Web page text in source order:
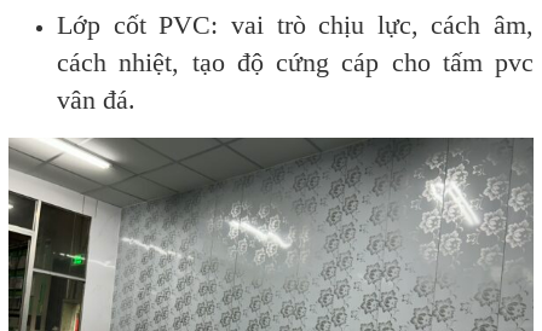
Lớp cốt PVC: vai trò chịu lực, cách âm,
cách nhiệt, tạo độ cứng cáp cho tấm pvc
vân đá.